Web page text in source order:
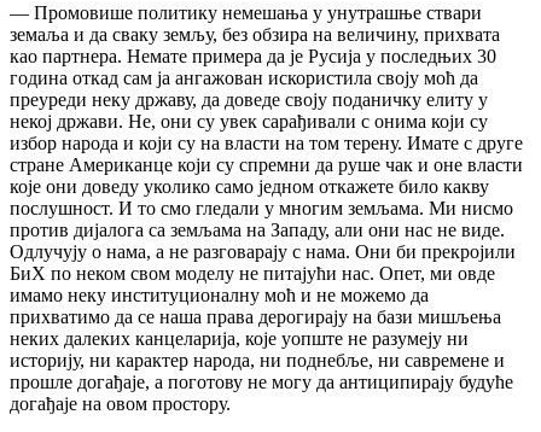
— Промовише политику немешања у унутрашње ствари
земаља и да сваку земљу, без обзира на величину, прихвата
као партнера. Немате примера да је Русија у последњих 30
година откад сам ја ангажован искористила своју моћ да
преуреди неку државу, да доведе своју поданичку елиту у
некој држави. Не, они су увек сарађивали с онима који су
избор народа и који су на власти на том терену. Имате с друге
стране Американце који су спремни да руше чак и оне власти
које они доведу уколико само једном откажете било какву
послушност. И то смо гледали у многим земљама. Ми нисмо
против дијалога са земљама на Западу, али они нас не виде.
Одлучују о нама, а не разговарају с нама. Они би прекројили
БиХ по неком свом моделу не питајући нас. Опет, ми овде
имамо неку институционалну моћ и не можемо да
прихватимо да се наша права дерогирају на бази мишљења
неких далеких канцеларија, које уопште не разумеју ни
историју, ни карактер народа, ни поднебље, ни савремене и
прошле догађаје, а поготову не могу да антиципирају будуће
догађаје на овом простору.